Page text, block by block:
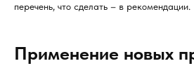
перечень, что сделать – в рекомендации.
Применение новых